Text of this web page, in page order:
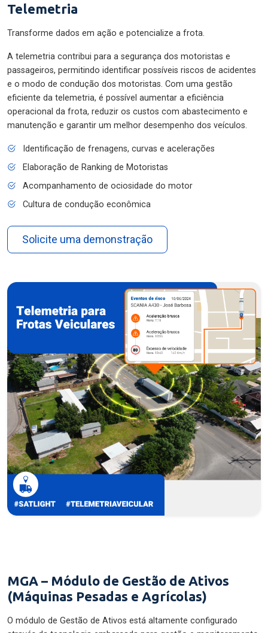
Telemetria
Transforme dados em ação e potencialize a frota.
A telemetria contribui para a segurança dos motoristas e
passageiros, permitindo identificar possíveis riscos de acidentes
e o modo de condução dos motoristas. Com uma gestão
eficiente da telemetria, é possível aumentar a eficiência
operacional da frota, reduzir os custos com abastecimento e
manutenção e garantir um melhor desempenho dos veículos.
Identificação de frenagens, curvas e acelerações
Elaboração de Ranking de Motoristas
Acompanhamento de ociosidade do motor
Cultura de condução econômica
Solicite uma demonstração
MGA – Módulo de Gestão de Ativos
(Máquinas Pesadas e Agrícolas)
O módulo de Gestão de Ativos está altamente configurado